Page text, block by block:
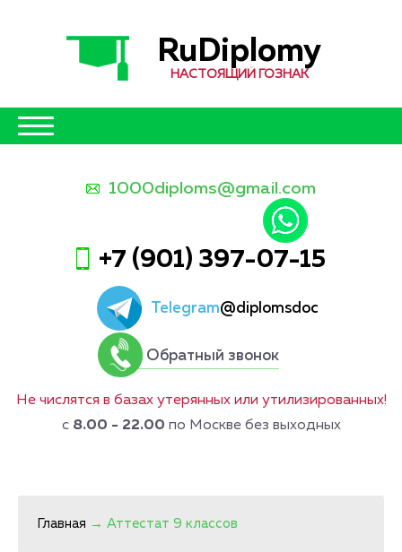
RuDiplomy
НАСТОЯЩИЙ ГОЗНАК
1000diploms@gmail.com
+7 (901) 397-07-15
Telegram@diplomsdoc
Обратный звонок
Не числятся в базах утерянных или утилизированных!
с 8.00 - 22.00 по Москве без выходных
Главная → Аттестат 9 классов